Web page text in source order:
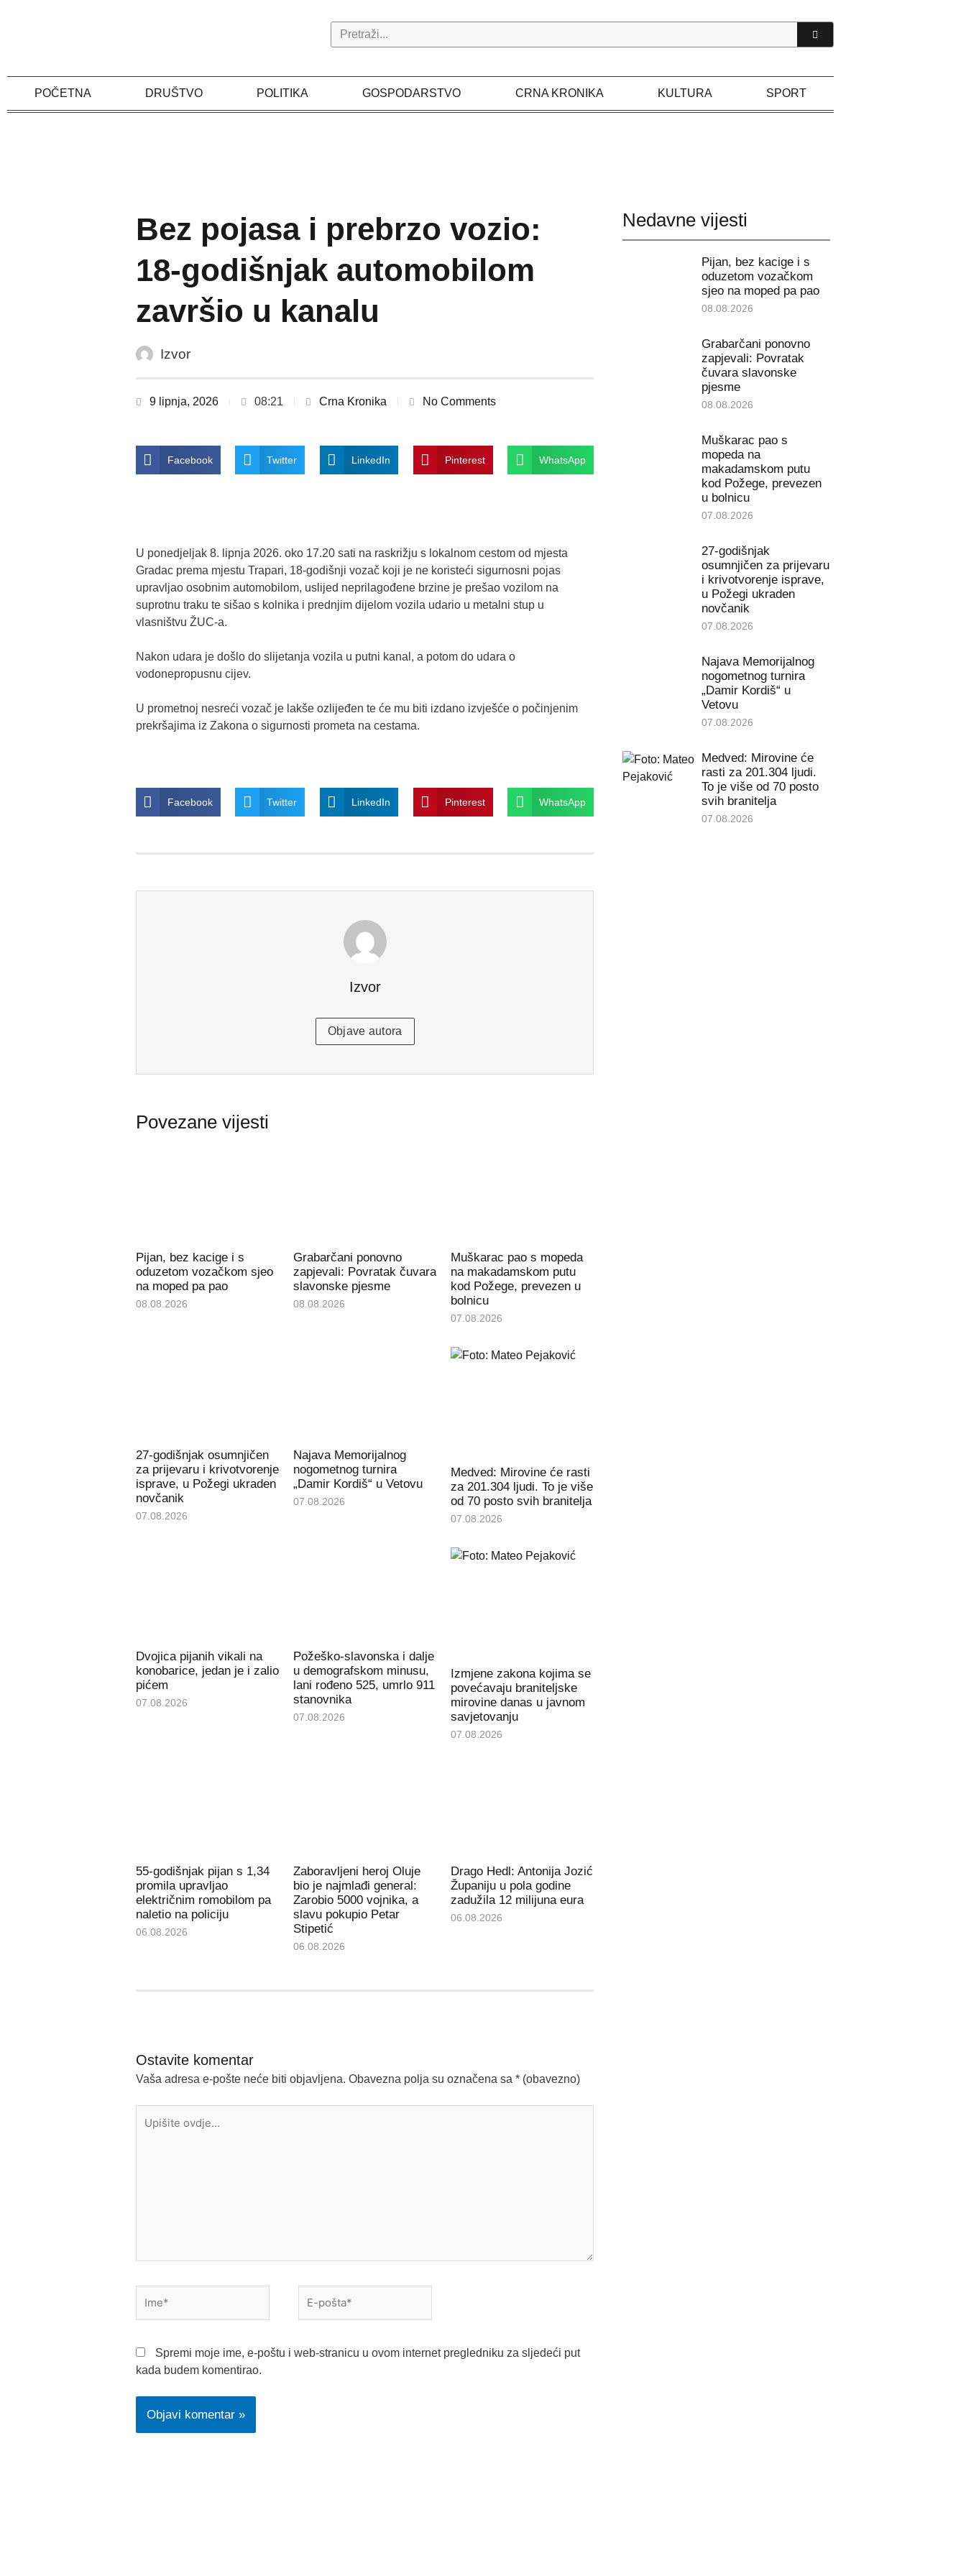
Search
POČETNA DRUŠTVO POLITIKA GOSPODARSTVO CRNA KRONIKA KULTURA SPORT
Bez pojasa i prebrzo vozio:
18-godišnjak automobilom
završio u kanalu
Izvor
9 lipnja, 2026 08:21 Crna Kronika No Comments
Facebook Twitter LinkedIn Pinterest WhatsApp
U ponedjeljak 8. lipnja 2026. oko 17.20 sati na raskrižju s lokalnom cestom od mjesta
Gradac prema mjestu Trapari, 18-godišnji vozač koji je ne koristeći sigurnosni pojas
upravljao osobnim automobilom, uslijed neprilagođene brzine je prešao vozilom na
suprotnu traku te sišao s kolnika i prednjim dijelom vozila udario u metalni stup u
vlasništvu ŽUC-a.
Nakon udara je došlo do slijetanja vozila u putni kanal, a potom do udara o
vodonepropusnu cijev.
U prometnoj nesreći vozač je lakše ozlijeđen te će mu biti izdano izvješće o počinjenim
prekršajima iz Zakona o sigurnosti prometa na cestama.
Facebook Twitter LinkedIn Pinterest WhatsApp
Izvor
Objave autora
Povezane vijesti
Pijan, bez kacige i s
oduzetom vozačkom sjeo
na moped pa pao
08.08.2026
Grabarčani ponovno
zapjevali: Povratak čuvara
slavonske pjesme
08.08.2026
Muškarac pao s mopeda
na makadamskom putu
kod Požege, prevezen u
bolnicu
07.08.2026
27-godišnjak osumnjičen
za prijevaru i krivotvorenje
isprave, u Požegi ukraden
novčanik
07.08.2026
Najava Memorijalnog
nogometnog turnira
„Damir Kordiš“ u Vetovu
07.08.2026
Medved: Mirovine će rasti
za 201.304 ljudi. To je više
od 70 posto svih branitelja
07.08.2026
Dvojica pijanih vikali na
konobarice, jedan je i zalio
pićem
07.08.2026
Požeško-slavonska i dalje
u demografskom minusu,
lani rođeno 525, umrlo 911
stanovnika
07.08.2026
Izmjene zakona kojima se
povećavaju braniteljske
mirovine danas u javnom
savjetovanju
07.08.2026
55-godišnjak pijan s 1,34
promila upravljao
električnim romobilom pa
naletio na policiju
06.08.2026
Zaboravljeni heroj Oluje
bio je najmlađi general:
Zarobio 5000 vojnika, a
slavu pokupio Petar
Stipetić
06.08.2026
Drago Hedl: Antonija Jozić
Županiju u pola godine
zadužila 12 milijuna eura
06.08.2026
Ostavite komentar
Vaša adresa e-pošte neće biti objavljena. Obavezna polja su označena sa * (obavezno)
ovdje...
pošta*
Spremi moje ime, e-poštu i web-stranicu u ovom internet pregledniku za sljedeći put
kada budem komentirao.
Nedavne vijesti
Pijan, bez kacige i s
oduzetom vozačkom
sjeo na moped pa pao
08.08.2026
Grabarčani ponovno
zapjevali: Povratak
čuvara slavonske
pjesme
08.08.2026
Muškarac pao s
mopeda na
makadamskom putu
kod Požege, prevezen
u bolnicu
07.08.2026
27-godišnjak
osumnjičen za prijevaru
i krivotvorenje isprave,
u Požegi ukraden
novčanik
07.08.2026
Najava Memorijalnog
nogometnog turnira
„Damir Kordiš“ u
Vetovu
07.08.2026
Medved: Mirovine će
rasti za 201.304 ljudi.
To je više od 70 posto
svih branitelja
07.08.2026